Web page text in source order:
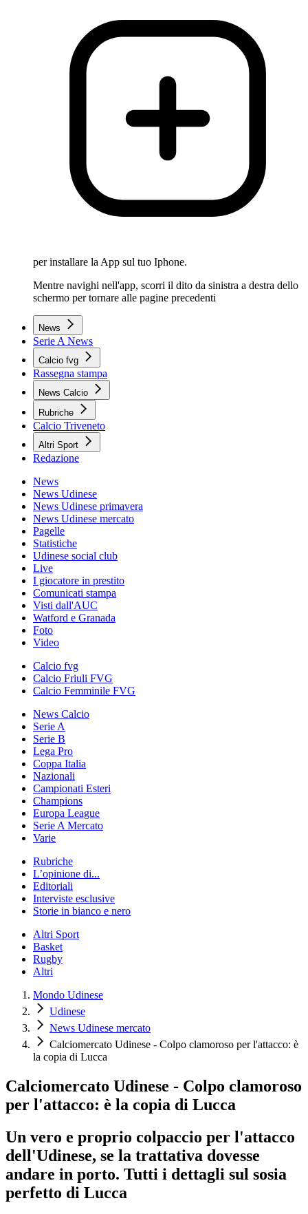
per installare la App sul tuo Iphone.
Mentre navighi nell'app, scorri il dito da sinistra a destra dello
schermo per tornare alle pagine precedenti
News
Serie A News
Calcio fvg
Rassegna stampa
News Calcio
Rubriche
Calcio Triveneto
Altri Sport
Redazione
News
News Udinese
News Udinese primavera
News Udinese mercato
Pagelle
Statistiche
Udinese social club
Live
I giocatore in prestito
Comunicati stampa
Visti dall'AUC
Watford e Granada
Foto
Video
Calcio fvg
Calcio Friuli FVG
Calcio Femminile FVG
News Calcio
Serie A
Serie B
Lega Pro
Coppa Italia
Nazionali
Campionati Esteri
Champions
Europa League
Serie A Mercato
Varie
Rubriche
L’opinione di...
Editoriali
Interviste esclusive
Storie in bianco e nero
Altri Sport
Basket
Rugby
Altri
Mondo Udinese
Udinese
News Udinese mercato
Calciomercato Udinese - Colpo clamoroso per l'attacco: è
la copia di Lucca
Calciomercato Udinese - Colpo clamoroso
per l'attacco: è la copia di Lucca
Un vero e proprio colpaccio per l'attacco
dell'Udinese, se la trattativa dovesse
andare in porto. Tutti i dettagli sul sosia
perfetto di Lucca